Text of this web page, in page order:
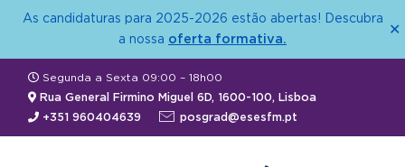
As candidaturas para 2025-2026 estão abertas! Descubra
a nossa oferta formativa.
✕
Segunda a Sexta 09:00 – 18h00
Rua General Firmino Miguel 6D, 1600-100, Lisboa
+351 960404639
posgrad@esesfm.pt